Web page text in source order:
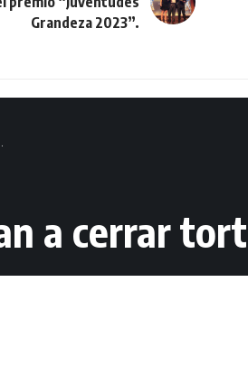
Grandeza 2023”.
a cerrar